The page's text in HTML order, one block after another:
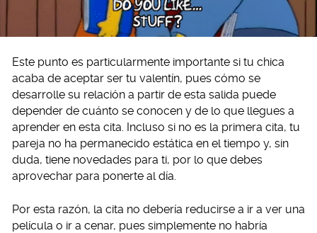
Este punto es particularmente importante si tu chica
acaba de aceptar ser tu valentín, pues cómo se
desarrolle su relación a partir de esta salida puede
depender de cuánto se conocen y de lo que llegues a
aprender en esta cita. Incluso si no es la primera cita, tu
pareja no ha permanecido estática en el tiempo y, sin
duda, tiene novedades para ti, por lo que debes
aprovechar para ponerte al día.
Por esta razón, la cita no debería reducirse a ir a ver una
película o ir a cenar, pues simplemente no habría